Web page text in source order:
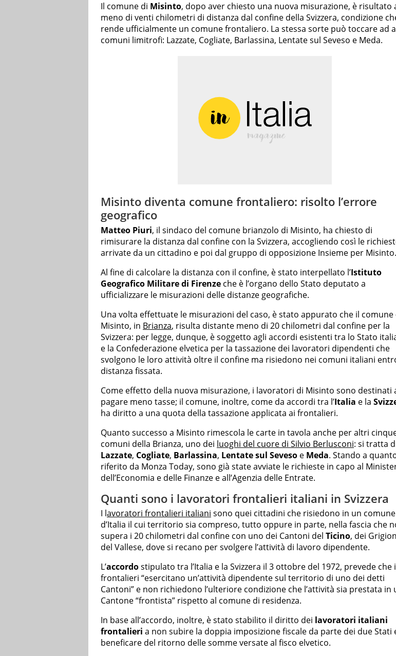
Il comune di Misinto, dopo aver chiesto una nuova misurazione, è risultato
meno di venti chilometri di distanza dal confine della Svizzera, condizione
rende ufficialmente un comune frontaliero. La stessa sorte può toccare ad
comuni limitrofi: Lazzate, Cogliate, Barlassina, Lentate sul Seveso e Meda.
Misinto diventa comune frontaliero: risolto l’errore
geografico
Matteo Piuri, il sindaco del comune brianzolo di Misinto, ha chiesto di
rimisurare la distanza dal confine con la Svizzera, accogliendo così le
arrivate da un cittadino e poi dal gruppo di opposizione Insieme per Misinto.
Al fine di calcolare la distanza con il confine, è stato interpellato l’Istituto
Geografico Militare di Firenze che è l’organo dello Stato deputato a
ufficializzare le misurazioni delle distanze geografiche.
Una volta effettuate le misurazioni del caso, è stato appurato che il comune
Misinto, in Brianza, risulta distante meno di 20 chilometri dal confine per la
Svizzera: per legge, dunque, è soggetto agli accordi esistenti tra lo Stato
e la Confederazione elvetica per la tassazione dei lavoratori dipendenti che
svolgono le loro attività oltre il confine ma risiedono nei comuni italiani
distanza fissata.
Come effetto della nuova misurazione, i lavoratori di Misinto sono destinati
pagare meno tasse; il comune, inoltre, come da accordi tra l’Italia e la
ha diritto a una quota della tassazione applicata ai frontalieri.
Quanto successo a Misinto rimescola le carte in tavola anche per altri
comuni della Brianza, uno dei luoghi del cuore di Silvio Berlusconi: si tratta
Lazzate, Cogliate, Barlassina, Lentate sul Seveso e Meda. Stando a
riferito da Monza Today, sono già state avviate le richieste in capo al
dell’Economia e delle Finanze e all’Agenzia delle Entrate.
Quanti sono i lavoratori frontalieri italiani in Svizzera
I lavoratori frontalieri italiani sono quei cittadini che risiedono in un comune
d’Italia il cui territorio sia compreso, tutto oppure in parte, nella fascia che
supera i 20 chilometri dal confine con uno dei Cantoni del Ticino, dei
del Vallese, dove si recano per svolgere l’attività di lavoro dipendente.
L’accordostipulato tra l’Italia e la Svizzera il 3 ottobre del 1972, prevede che i
frontalieri “esercitano un’attività dipendente sul territorio di uno dei detti
Cantoni” e non richiedono l’ulteriore condizione che l’attività sia prestata in
Cantone “frontista” rispetto al comune di residenza.
In base all’accordo, inoltre, è stato stabilito il diritto dei lavoratori italiani
frontalieri a non subire la doppia imposizione fiscale da parte dei due Stati
beneficare del ritorno delle somme versate al fisco elvetico.